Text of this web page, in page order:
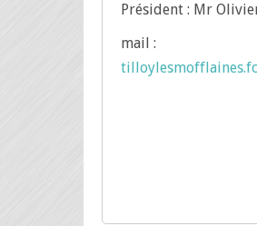
Président : Mr
mail :